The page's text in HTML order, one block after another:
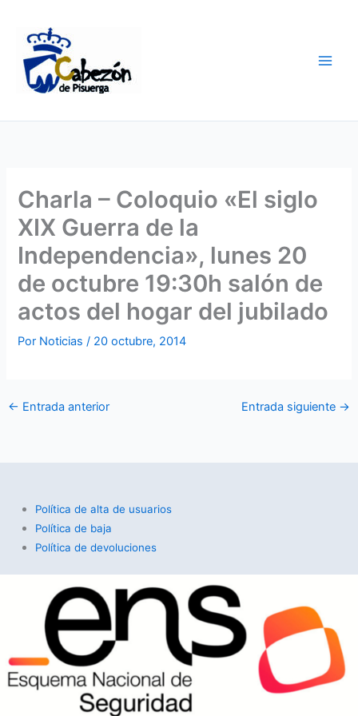
contenido
Charla – Coloquio «El siglo
XIX Guerra de la
Independencia», lunes 20
de octubre 19:30h salón de
actos del hogar del jubilado
Por Noticias/ 20 octubre, 2014
← Entrada anterior Entrada siguiente →
Política de alta de usuarios
Política de baja
Política de devoluciones